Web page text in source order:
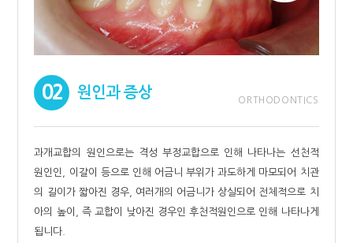
02 원인과 증상 ORTHODONTICS
과개교합의 원인으로는 격성 부정교합으로 인해 나타나는 선천적
원인인, 이갈이 등으로 인해 어금니 부위가 과도하게 마모되어 치관
의 길이가 짧아진 경우, 여러개의 어금니가 상실되어 전체적으로 치
아의 높이, 즉 교합이 낮아진 경우인 후천적원인으로 인해 나타나게
됩니다.